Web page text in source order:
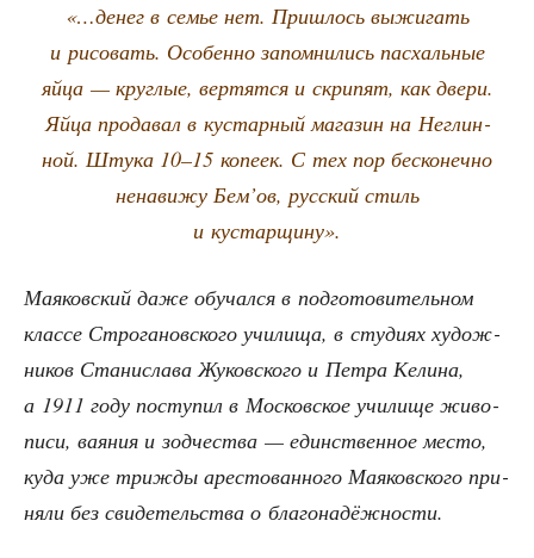
«…денег в семье нет. При­шлось выжи­гать
и рисо­вать. Осо­бен­но запом­ни­лись пас­халь­ные
яйца — круг­лые, вер­тят­ся и скри­пят, как две­ри.
Яйца про­да­вал в кустар­ный мага­зин на Неглин­
ной. Шту­ка 10–15 копе­ек. С тех пор бес­ко­неч­но
нена­ви­жу Бем’ов, рус­ский стиль
и кустарщину».
Мая­ков­ский даже обу­чал­ся в под­го­то­ви­тель­ном
клас­се Стро­га­нов­ско­го учи­ли­ща, в сту­ди­ях худож­
ни­ков Ста­ни­сла­ва Жуков­ско­го и Пет­ра Кели­на,
а 1911 году посту­пил в Мос­ков­ское учи­ли­ще живо­
пи­си, вая­ния и зод­че­ства — един­ствен­ное место,
куда уже три­жды аре­сто­ван­но­го Мая­ков­ско­го при­
ня­ли без сви­де­тель­ства о благонадёжности.